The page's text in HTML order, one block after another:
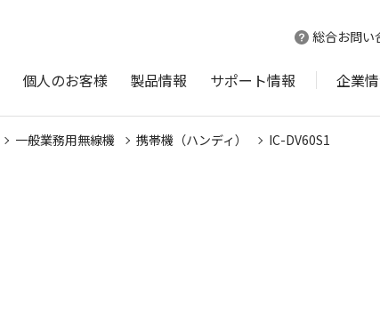
総合お問い
個人のお客様 製品情報 サポート情報 企業
一般業務用無線機 携帯機（ハンディ） IC-DV60S1